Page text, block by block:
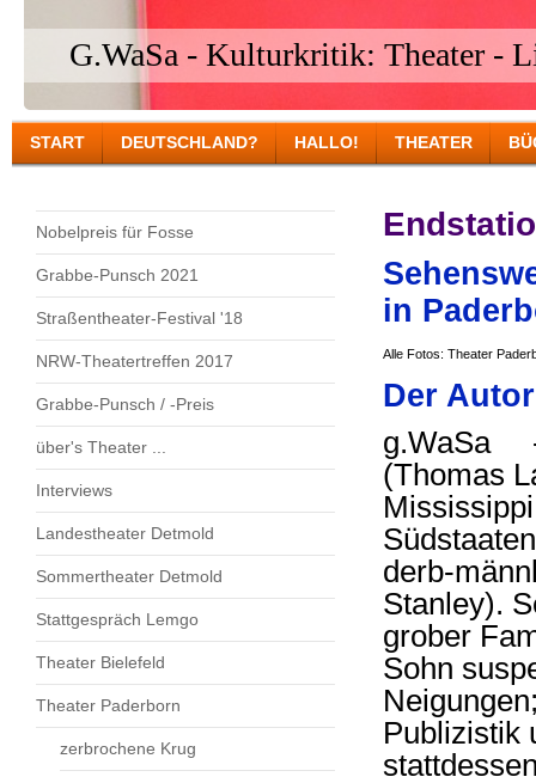
G.WaSa - Kulturkritik: Theater -
START DEUTSCHLAND? HALLO! THEATER
Nobelpreis für Fosse
Grabbe-Punsch 2021
Straßentheater-Festival '18
NRW-Theatertreffen 2017
Grabbe-Punsch / -Preis
über's Theater ...
Interviews
Landestheater Detmold
Sommertheater Detmold
Stattgespräch Lemgo
Theater Bielefeld
Theater Paderborn
zerbrochene Krug
in
Alle Fotos: Theater
Der Autor
g.WaSa
(Thomas
derb-
Stanley).
grober
Sohn
Publizistik